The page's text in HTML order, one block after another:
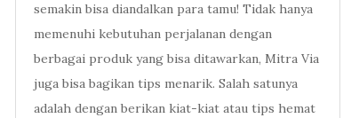
semakin bisa diandalkan para tamu! Tidak hanya
memenuhi kebutuhan perjalanan dengan
berbagai produk yang bisa ditawarkan, Mitra Via
juga bisa bagikan tips menarik. Salah satunya
adalah dengan berikan kiat-kiat atau tips hemat